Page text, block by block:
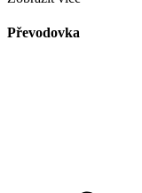
Převodovka